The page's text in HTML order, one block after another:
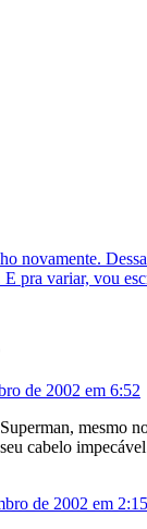
novamente.
pra variar, vou
de 2002 em 6:52
mesmo
cabelo
de 2002 em 2:15